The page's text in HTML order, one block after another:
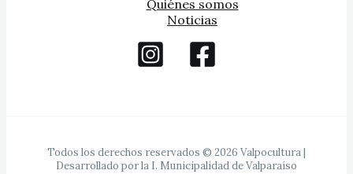
Quiénes somos
Noticias
Todos los derechos reservados © 2026 Valpocultura |
Desarrollado por la I. Municipalidad de Valparaíso